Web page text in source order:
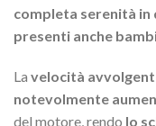
completa serenità in
presenti anche
La velocità
notevolmente
del motore, rendo lo